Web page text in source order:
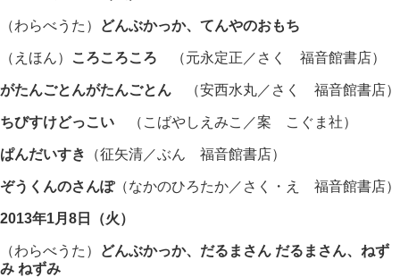
（わらべうた） どんぶかっか、てんやのおもち
（えほん） ころころころ （元永定正／さく 福音館書店）
がたんごとんがたんごとん （安西水丸／さく 福音館書店）
ちびすけどっこい （こばやしえみこ／案 こぐま社）
ぱんだいすき （征矢清／ぶん 福音館書店）
ぞうくんのさんぽ（なかのひろたか／さく・え 福音館書店）
2013年1月8日（火）
（わらべうた）
どんぶかっか、だるまさん だるまさん、ねず
み ねずみ